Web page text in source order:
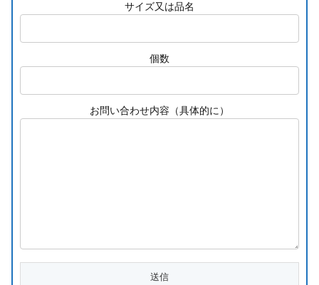
サイズ又は品名
個数
お問い合わせ内容（具体的に）